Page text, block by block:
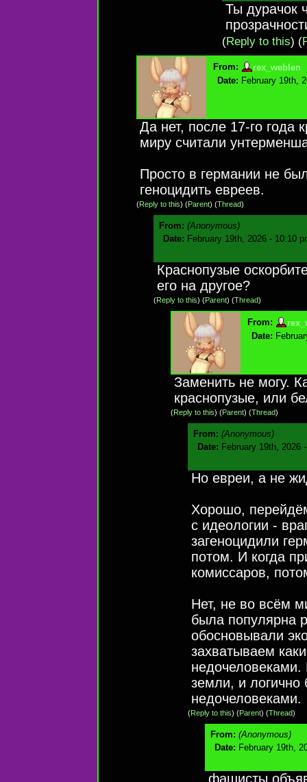
Ты дурачок
(Reply to this) (
From:
rex_weblen
Date: February 19th,
Да нет, после 17-го года
миру считали
Просто в германии не
геноцидить евреев.
(Reply to this) (Parent) (Thread)
From: (Anonymous)
Date: February 19th, 2026 - 10:10
Краснопузые
его на другое?
(Reply to this) (Parent) (Thread)
From:
Date:
Заменить не могу.
краснопузые, или
(Reply to this) (Parent) (Thread)
From: (Anonymous)
Date: February 19th, 2026
Но евреи, а не
Хорошо,
с идеологии -
загеноцидили
потом. И когда
комиссаров,
Нет, не во всём
была популярна
обосновывали
захватываем
земли, и логично
недочеловеками.
(Reply to this) (Parent) (Thread)
From: (Anonymous)
Date: February 19th,
фашисты